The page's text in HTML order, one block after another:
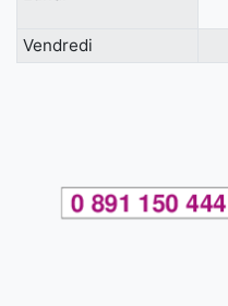
Vendredi